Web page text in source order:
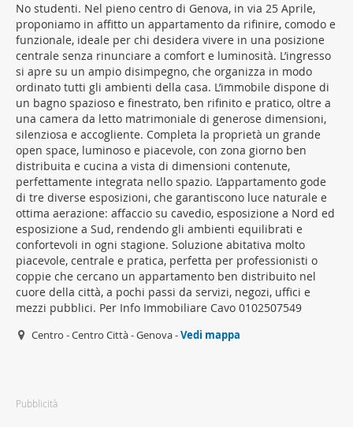
Pubblicità
No studenti. Nel pieno centro di Genova, in via 25 Aprile,
proponiamo in affitto un appartamento da rifinire, comodo e
funzionale, ideale per chi desidera vivere in una posizione
centrale senza rinunciare a comfort e luminosità. L’ingresso
si apre su un ampio disimpegno, che organizza in modo
ordinato tutti gli ambienti della casa. L’immobile dispone di
un bagno spazioso e finestrato, ben rifinito e pratico, oltre a
una camera da letto matrimoniale di generose dimensioni,
silenziosa e accogliente. Completa la proprietà un grande
open space, luminoso e piacevole, con zona giorno ben
distribuita e cucina a vista di dimensioni contenute,
perfettamente integrata nello spazio. L’appartamento gode
di tre diverse esposizioni, che garantiscono luce naturale e
ottima aerazione: affaccio su cavedio, esposizione a Nord ed
esposizione a Sud, rendendo gli ambienti equilibrati e
confortevoli in ogni stagione. Soluzione abitativa molto
piacevole, centrale e pratica, perfetta per professionisti o
coppie che cercano un appartamento ben distribuito nel
cuore della città, a pochi passi da servizi, negozi, uffici e
mezzi pubblici. Per Info Immobiliare Cavo 0102507549
Centro - Centro Città - Genova -Vedi mappa